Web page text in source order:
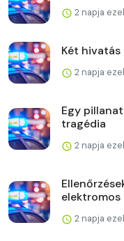
2 napja
Két
2 napja
Egy
tragédia
2 napja
elektromos
2 napja